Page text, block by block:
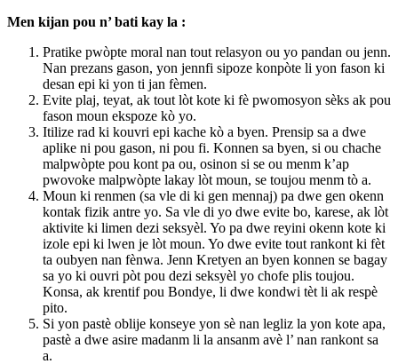
Men kijan pou n’ bati kay la :
Pratike pwòpte moral nan tout relasyon ou yo pandan ou jenn.
Nan prezans gason, yon jennfi sipoze konpòte li yon fason ki
desan epi ki yon ti jan fèmen.
Evite plaj, teyat, ak tout lòt kote ki fè pwomosyon sèks ak pou
fason moun ekspoze kò yo.
Itilize rad ki kouvri epi kache kò a byen. Prensip sa a dwe
aplike ni pou gason, ni pou fi. Konnen sa byen, si ou chache
malpwòpte pou kont pa ou, osinon si se ou menm k’ap
pwovoke malpwòpte lakay lòt moun, se toujou menm tò a.
Moun ki renmen (sa vle di ki gen mennaj) pa dwe gen okenn
kontak fizik antre yo. Sa vle di yo dwe evite bo, karese, ak lòt
aktivite ki limen dezi seksyèl. Yo pa dwe reyini okenn kote ki
izole epi ki lwen je lòt moun. Yo dwe evite tout rankont ki fèt
ta oubyen nan fènwa. Jenn Kretyen an byen konnen se bagay
sa yo ki ouvri pòt pou dezi seksyèl yo chofe plis toujou.
Konsa, ak krentif pou Bondye, li dwe kondwi tèt li ak respè
pito.
Si yon pastè oblije konseye yon sè nan legliz la yon kote apa,
pastè a dwe asire madanm li la ansanm avè l’ nan rankont sa
a.